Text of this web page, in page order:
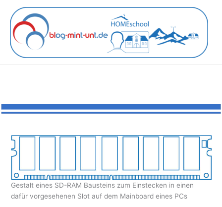
Inhalt
springen
Gestalt eines SD-RAM Bausteins zum Einstecken in einen
dafür vorgesehenen Slot auf dem Mainboard eines PCs